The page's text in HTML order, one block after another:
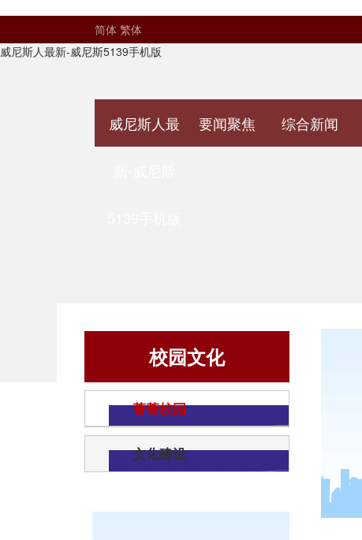
简体 繁体
威尼斯人最新-威尼斯5139手机版
威尼斯人最 要闻聚焦 综合新闻
校园文化
菁菁校园
文化建设